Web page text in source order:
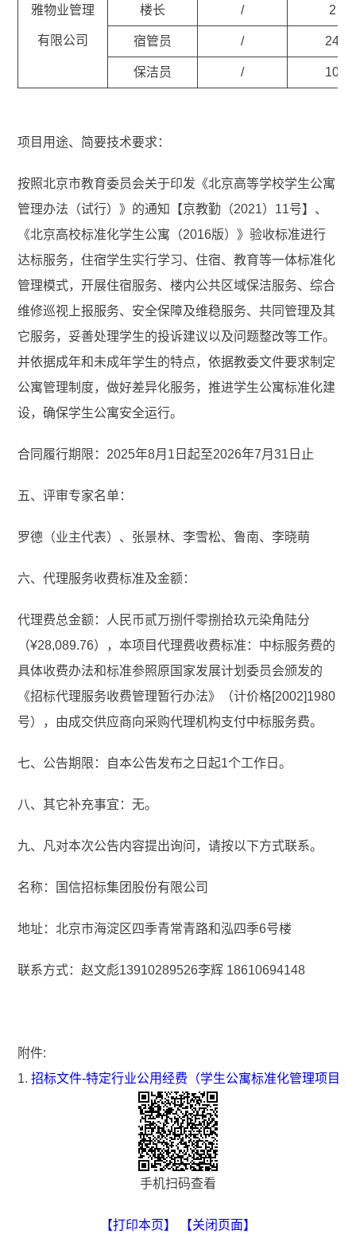
雅物业管理
有限公司
楼长 / 2
宿管员 / 24
保洁员 / 10
项目用途、简要技术要求：
按照北京市教育委员会关于印发《北京高等学校学生公寓
管理办法（试行）》的通知【京教勤（2021）11号】、
《北京高校标准化学生公寓（2016版）》验收标准进行
达标服务，住宿学生实行学习、住宿、教育等一体标准化
管理模式，开展住宿服务、楼内公共区域保洁服务、综合
维修巡视上报服务、安全保障及维稳服务、共同管理及其
它服务，妥善处理学生的投诉建议以及问题整改等工作。
并依据成年和未成年学生的特点，依据教委文件要求制定
公寓管理制度，做好差异化服务，推进学生公寓标准化建
设，确保学生公寓安全运行。
合同履行期限：2025年8月1日起至2026年7月31日止
五、评审专家名单：
罗德（业主代表）、张景林、李雪松、鲁南、李晓萌
六、代理服务收费标准及金额：
代理费总金额：人民币贰万捌仟零捌拾玖元染角陆分
（¥28,089.76），本项目代理费收费标准：中标服务费的
具体收费办法和标准参照原国家发展计划委员会颁发的
《招标代理服务收费管理暂行办法》（计价格[2002]1980
号），由成交供应商向采购代理机构支付中标服务费。
七、公告期限：自本公告发布之日起1个工作日。
八、其它补充事宜：无。
九、凡对本次公告内容提出询问，请按以下方式联系。
名称：国信招标集团股份有限公司
地址：北京市海淀区四季青常青路和泓四季6号楼
联系方式：赵文彪13910289526李辉 18610694148
附件:
1.招标文件-特定行业公用经费（学生公寓标准化管理项目）
手机扫码查看
【打印本页】 【关闭页面】